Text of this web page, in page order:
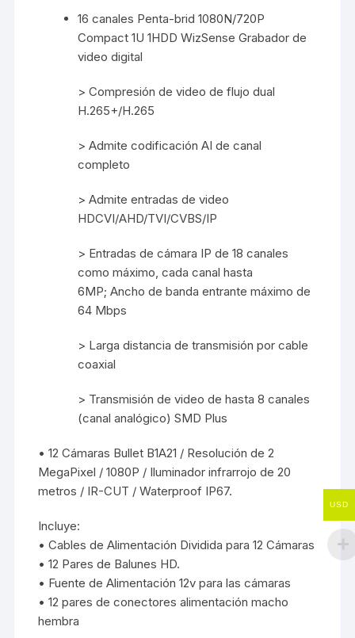
16 canales Penta-brid 1080N/720P
Compact 1U 1HDD WizSense Grabador de
video digital
> Compresión de video de flujo dual
H.265+/H.265
> Admite codificación AI de canal
completo
> Admite entradas de video
HDCVI/AHD/TVI/CVBS/IP
> Entradas de cámara IP de 18 canales
como máximo, cada canal hasta
6MP; Ancho de banda entrante máximo de
64 Mbps
> Larga distancia de transmisión por cable
coaxial
> Transmisión de video de hasta 8 canales
(canal analógico) SMD Plus
• 12 Cámaras Bullet B1A21 / Resolución de 2
MegaPixel / 1080P / Iluminador infrarrojo de 20
metros / IR-CUT / Waterproof IP67.
Incluye:
• Cables de Alimentación Dividida para 12 Cámaras
• 12 Pares de Balunes HD.
• Fuente de Alimentación 12v para las cámaras
• 12 pares de conectores alimentación macho
hembra
USD